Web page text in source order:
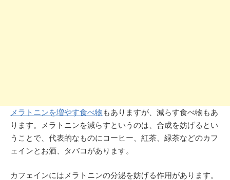
メラトニンを増やす食べ物 もありますが、減らす食べ物もあ
ります。メラトニンを減らすというのは、合成を妨げるとい
うことで、代表的なものにコーヒー、紅茶、緑茶などのカフ
ェインとお酒、タバコがあります。
カフェインにはメラトニンの分泌を妨げる作用があります。